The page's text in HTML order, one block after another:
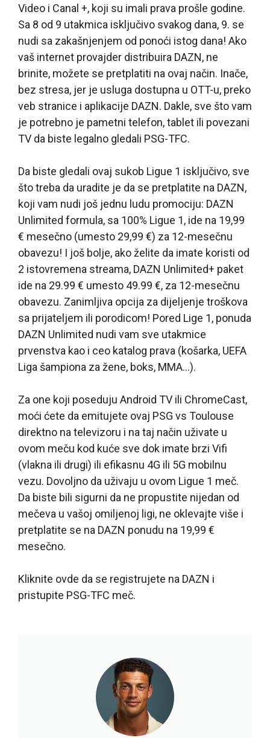
Video i Canal +, koji su imali prava prošle godine.
Sa 8 od 9 utakmica isključivo svakog dana, 9. se
nudi sa zakašnjenjem od ponoći istog dana! Ako
vaš internet provajder distribuira DAZN, ne
brinite, možete se pretplatiti na ovaj način. Inače,
bez stresa, jer je usluga dostupna u OTT-u, preko
veb stranice i aplikacije DAZN. Dakle, sve što vam
je potrebno je pametni telefon, tablet ili povezani
TV da biste legalno gledali PSG-TFC.
Da biste gledali ovaj sukob Ligue 1 isključivo, sve
što treba da uradite je da se pretplatite na DAZN,
koji vam nudi još jednu ludu promociju: DAZN
Unlimited formula, sa 100% Ligue 1, ide na 19,99
€ mesečno (umesto 29,99 €) za 12-mesečnu
obavezu! I još bolje, ako želite da imate koristi od
2 istovremena streama, DAZN Unlimited+ paket
ide na 29.99 € umesto 49.99 €, za 12-mesečnu
obavezu. Zanimljiva opcija za dijeljenje troškova
sa prijateljem ili porodicom! Pored Lige 1, ponuda
DAZN Unlimited nudi vam sve utakmice
prvenstva kao i ceo katalog prava (košarka, UEFA
Liga šampiona za žene, boks, MMA…).
Za one koji poseduju Android TV ili ChromeCast,
moći ćete da emitujete ovaj PSG vs Toulouse
direktno na televizoru i na taj način uživate u
ovom meču kod kuće sve dok imate brzi Vifi
(vlakna ili drugi) ili efikasnu 4G ili 5G mobilnu
vezu. Dovoljno da uživaju u ovom Ligue 1 meč.
Da biste bili sigurni da ne propustite nijedan od
mečeva u vašoj omiljenoj ligi, ne oklevajte više i
pretplatite se na DAZN ponudu na 19,99 €
mesečno.
Kliknite ovde da se registrujete na DAZN i
pristupite PSG-TFC meč.